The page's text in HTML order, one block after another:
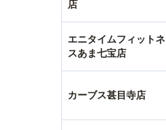
店
エニタイムフィットネ
スあま七宝店
カーブス甚目寺店